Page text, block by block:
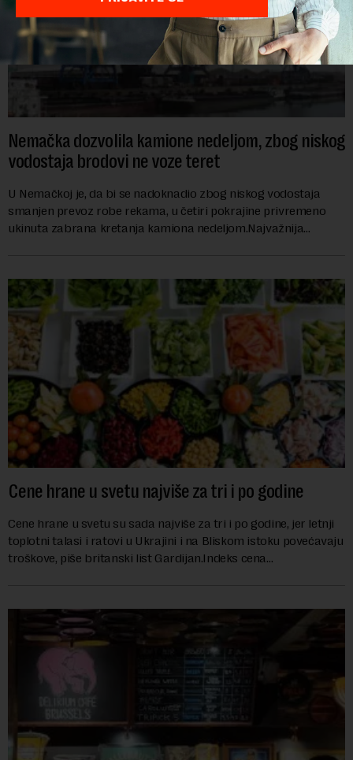
Nemačka dozvolila kamione nedeljom, zbog niskog
vodostaja brodovi ne voze teret
U Nemačkoj je, da bi se nadoknadio zbog niskog vodostaja
smanjen prevoz robe rekama, u četiri pokrajine privremeno
ukinuta zabrana kretanja kamiona nedeljom.Najvažnija
Cene hrane u svetu najviše za tri i po godine
Cene hrane u svetu su sada najviše za tri i po godine, jer letnji
toplotni talasi i ratovi u Ukrajini i na Bliskom istoku povećavaju
troškove, piše britanski list Gardijan.Indeks cena